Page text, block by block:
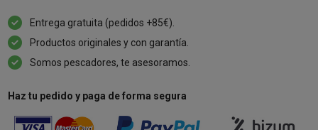
Entrega gratuita (pedidos +85€).
Productos originales y con garantía.
Somos pescadores, te asesoramos.
Haz tu pedido y paga de forma segura